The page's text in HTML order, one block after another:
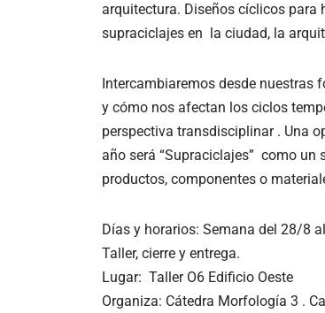
arquitectura. Diseños cíclicos para
supraciclajes en la ciudad, la
Intercambiaremos desde nuestras
y cómo nos afectan los ciclos
perspectiva transdisciplinar . Una
año será “Supraciclajes” como un
productos, componentes o
Días y horarios: Semana del 28/8
Taller, cierre y entrega.
Lugar: Taller O6 Edificio Oeste
Organiza: Cátedra Morfología 3 .